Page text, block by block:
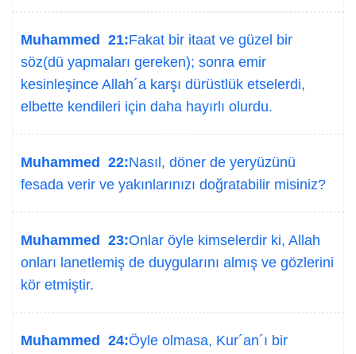
Muhammed 21:Fakat bir itaat ve güzel bir
söz(dü yapmaları gereken); sonra emir
kesinleşince Allah´a karşı dürüstlük etselerdi,
elbette kendileri için daha hayırlı olurdu.
Muhammed 22:Nasıl, döner de yeryüzünü
fesada verir ve yakınlarınızı doğratabilir misiniz?
Muhammed 23:Onlar öyle kimselerdir ki, Allah
onları lanetlemiş de duygularını almış ve gözlerini
kör etmiştir.
Muhammed 24:Öyle olmasa, Kur´an´ı bir